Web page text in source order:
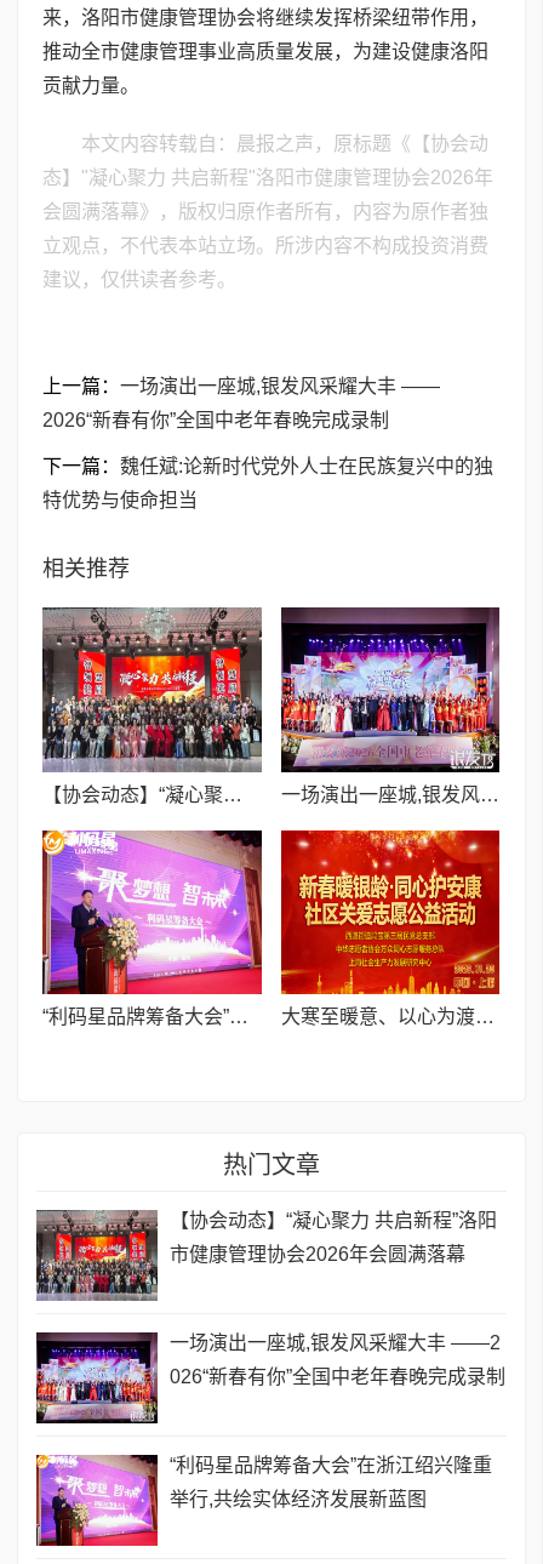
来，洛阳市健康管理协会将继续发挥桥梁纽带作用，
推动全市健康管理事业高质量发展，为建设健康洛阳
贡献力量。
本文内容转载自：晨报之声，原标题《【协会动
态】"凝心聚力 共启新程"洛阳市健康管理协会2026年
会圆满落幕》，版权归原作者所有，内容为原作者独
立观点，不代表本站立场。所涉内容不构成投资消费
建议，仅供读者参考。
上一篇： 一场演出一座城,银发风采耀大丰 ——
2026“新春有你”全国中老年春晚完成录制
下一篇： 魏任斌:论新时代党外人士在民族复兴中的独
特优势与使命担当
相关推荐
【协会动态】“凝心聚力 共启新程”洛阳市健康管理协会2026年会圆满落幕 一场演出一座城,银发风采耀大丰 ——2026“新春有你”全国中老年春晚完成录制
​“利码星品牌筹备大会”在浙江绍兴隆重举行,共绘实体经济发展新蓝图 ​大寒至暖意、以心为渡寒—— 社区关爱志愿公益活动
热门文章
【协会动态】“凝心聚力 共启新程”洛阳
市健康管理协会2026年会圆满落幕
一场演出一座城,银发风采耀大丰 ——2
026“新春有你”全国中老年春晚完成录制
​“利码星品牌筹备大会”在浙江绍兴隆重
举行,共绘实体经济发展新蓝图